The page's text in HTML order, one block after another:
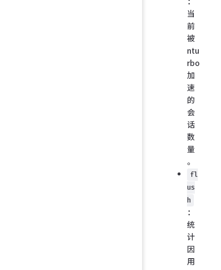
当
前
被
ntu
rbo
加
速
的
会
话
数
量
。
fl
us
h
：
统
计
因
用